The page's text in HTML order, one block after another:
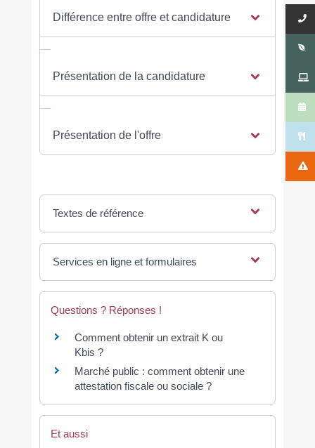
Différence entre offre et candidature
Présentation de la candidature
Présentation de l'offre
Textes de référence
Services en ligne et formulaires
Questions ? Réponses !
Comment obtenir un extrait K ou
Kbis ?
Marché public : comment obtenir une
attestation fiscale ou sociale ?
Et aussi